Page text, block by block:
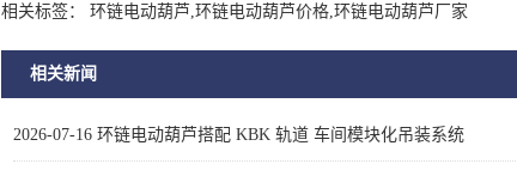
相关标签： 环链电动葫芦,环链电动葫芦价格,环链电动葫芦厂家
相关新闻
2026-07-16 环链电动葫芦搭配 KBK 轨道 车间模块化吊装系统